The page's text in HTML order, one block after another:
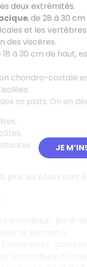
JE
deux extrémités.
,de 28 à 30
et les
des viscères.
18 à 30 cm de haut,
chondro-costale
os plats. On en
plus les côtes sont